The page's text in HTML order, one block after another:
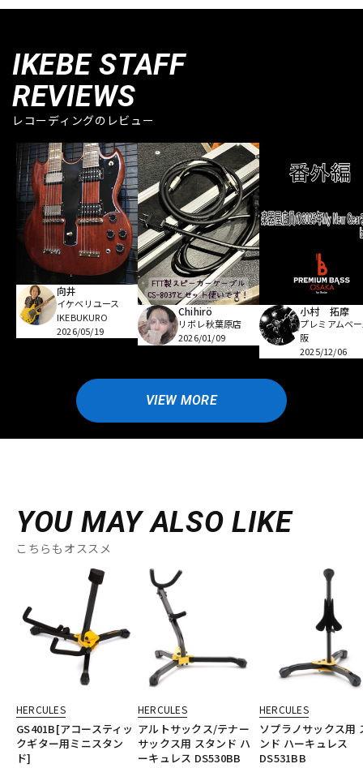
IKEBE STAFF
REVIEWS
レコーディングのレビュー
向井
イケベリユース
IKEBUKURO
2026/05/19
Chihirö
リボレ秋葉原店
2026/01/09
小村 拓摩
プレミアムベ
阪
2025/12/06
VIEW MORE
YOU MAY ALSO LIKE
こちらもオススメ
HERCULES
GS401B[アコースティッ
クギター用ミニスタン
ド]
HERCULES
アルトサックス/テナー
サックス用 スタンド ハ
ーキュレス DS530BB
HERCULES
ソプラノサックス用
ンド ハーキュレス
DS531BB